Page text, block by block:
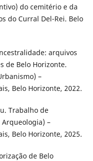
do cemitério e da
do Curral Del-Rei. Belo
arquivos
de Belo Horizonte.
–
Belo Horizonte, 2022.
Trabalho de
Arqueologia) –
Belo Horizonte, 2025.
de Belo